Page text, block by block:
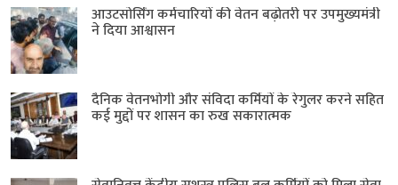
आउटसोर्सिंग कर्मचारियों की वेतन बढ़ोतरी पर उपमुख्यमंत्री
ने दिया आश्वासन
दैनिक वेतनभोगी और संविदा कर्मियों के रेगुलर करने सहित
कई मुद्दों पर शासन का रुख सकारात्मक